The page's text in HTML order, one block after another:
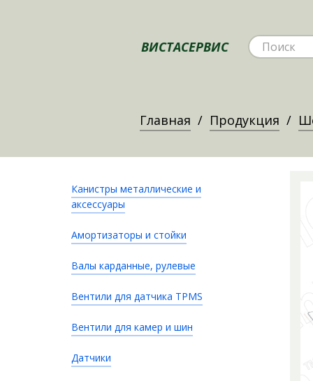
ВИСТАСЕРВИС
Главная Продукция
Канистры металлические и
аксессуары
Амортизаторы и стойки
Валы карданные, рулевые
Вентили для датчика TPMS
Вентили для камер и шин
Датчики